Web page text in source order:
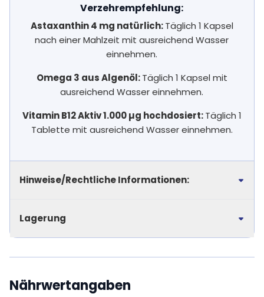
Verzehrempfehlung:
Astaxanthin 4 mg natürlich:Täglich 1 Kapsel
nach einer Mahlzeit mit ausreichend Wasser
einnehmen.
Omega 3 aus Algenöl:Täglich 1 Kapsel mit
ausreichend Wasser einnehmen.
Vitamin B12 Aktiv 1.000 µg hochdosiert:Täglich 1
Tablette mit ausreichend Wasser einnehmen.
Hinweise/Rechtliche Informationen:
Lagerung
Nährwertangaben